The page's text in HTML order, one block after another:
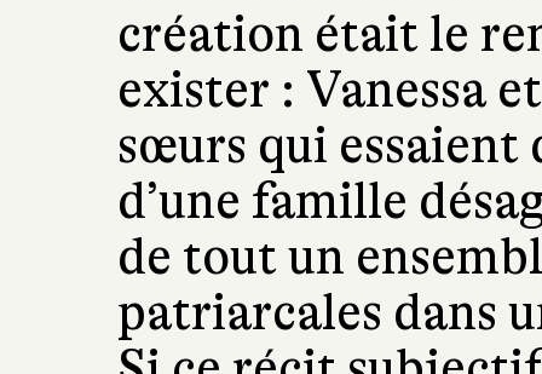
création était le
exister : Vanessa
sœurs qui essaient
d’une famille
de tout un
patriarcales dans